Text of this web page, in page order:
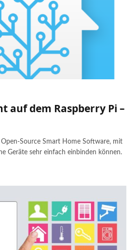
auf dem Raspberry Pi –
Source Smart Home Software, mit
Geräte sehr einfach einbinden können.